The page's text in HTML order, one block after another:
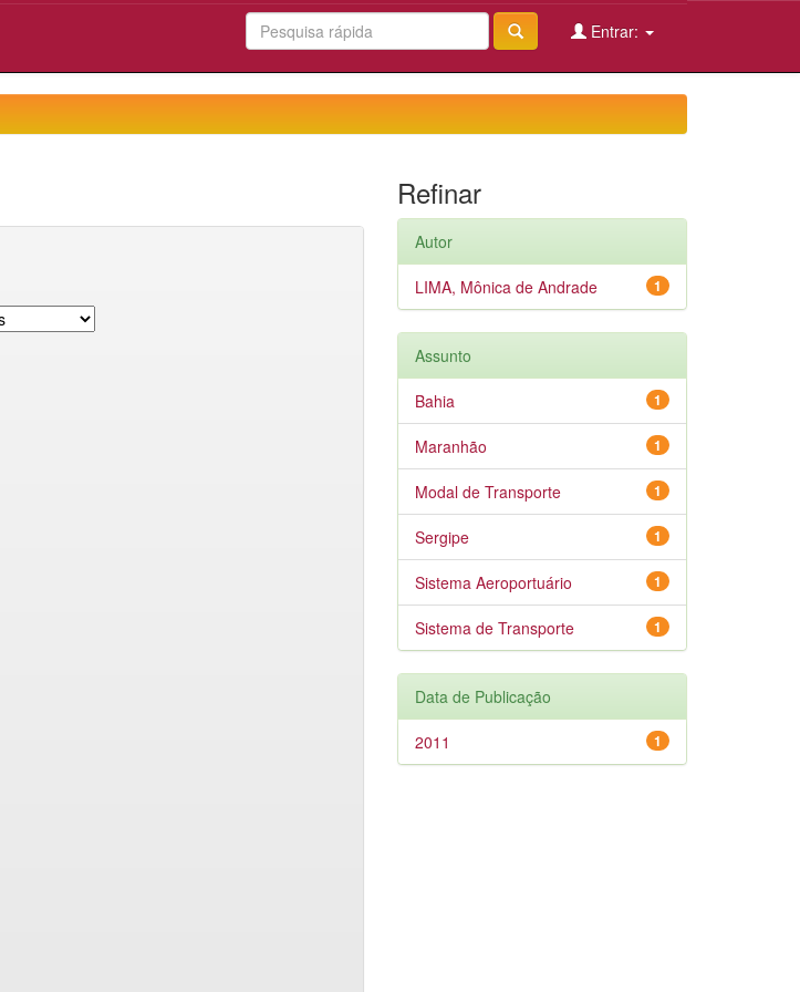
Entrar:
Refinar
Autor
1
LIMA, Mônica de Andrade
Assunto
1
Bahia
1
Maranhão
1
Modal de Transporte
1
Sergipe
1
Sistema Aeroportuário
1
Sistema de Transporte
Data de Publicação
1
2011